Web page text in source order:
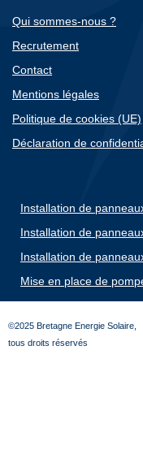
Qui sommes-nous ?
Recrutement
Contact
Mentions légales
Politique de cookies (UE)
Déclaration de
Installation de
Installation de
Installation de
Mise en place de
©2025 Bretagne Energie Solaire,
tous droits réservés